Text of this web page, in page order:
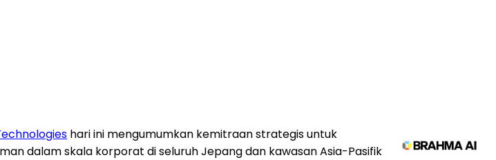
hari ini mengumumkan kemitraan strategis untuk
dalam skala korporat di seluruh Jepang dan kawasan Asia-Pasifik